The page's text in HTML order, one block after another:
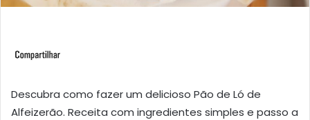
Descubra como fazer um delicioso Pão de Ló de
Alfeizerão. Receita com ingredientes simples e passo a